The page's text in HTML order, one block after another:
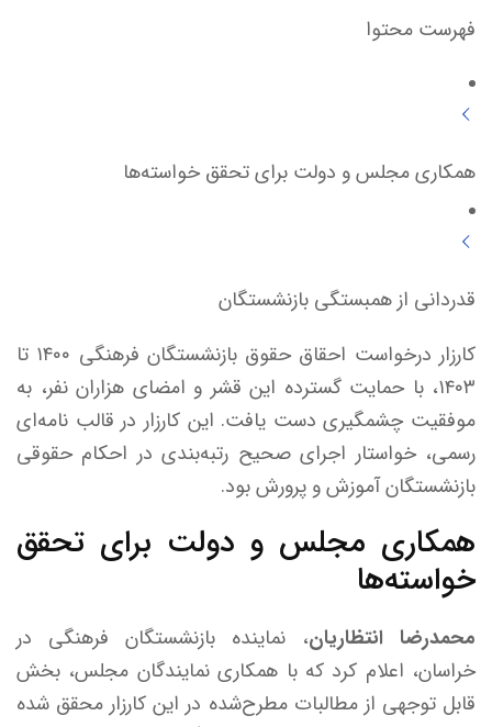
فهرست محتوا
همکاری مجلس و دولت برای تحقق خواسته‌ها
قدردانی از همبستگی بازنشستگان
کارزار درخواست احقاق حقوق بازنشستگان فرهنگی ۱۴۰۰ تا
۱۴۰۳، با حمایت گسترده این قشر و امضای هزاران نفر، به
موفقیت چشمگیری دست یافت. این کارزار در قالب نامه‌ای
رسمی، خواستار اجرای صحیح رتبه‌بندی در احکام حقوقی
بازنشستگان آموزش و پرورش بود.
همکاری مجلس و دولت برای تحقق
خواسته‌ها
محمدرضا انتظاریان، نماینده بازنشستگان فرهنگی در
خراسان، اعلام کرد که با همکاری نمایندگان مجلس، بخش
قابل توجهی از مطالبات مطرح‌شده در این کارزار محقق شده